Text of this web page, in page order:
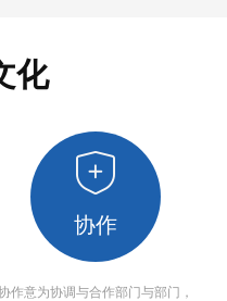
化
协作
作意为协调与合作部门与部门，